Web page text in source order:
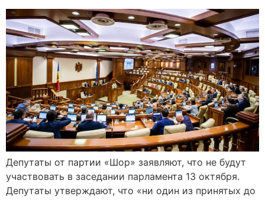
Депутаты от партии «Шор» заявляют, что не будут
участвовать в заседании парламента 13 октября.
Депутаты утверждают, что «ни один из принятых до